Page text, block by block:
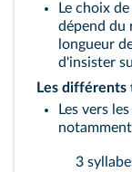
Le choix
dépend du
longueur
d'insister
Les différents
Les vers
3